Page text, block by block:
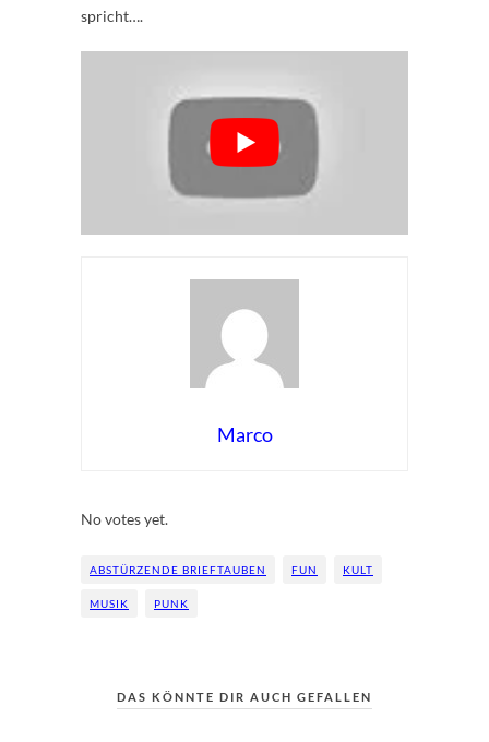
spricht….
Marco
No votes yet.
ABSTÜRZENDE BRIEFTAUBEN FUN KULT
MUSIK PUNK
DAS KÖNNTE DIR AUCH GEFALLEN